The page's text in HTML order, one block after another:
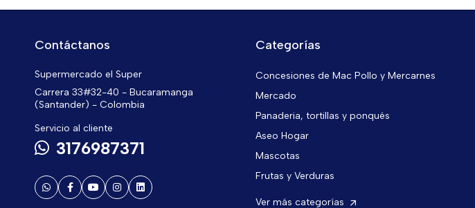
Contáctanos
Supermercado el Super
Carrera 33#32-40 - Bucaramanga
(Santander) - Colombia
Servicio al cliente
3176987371
Categorías
Concesiones de Mac Pollo y Mercarnes
Mercado
Panaderia, tortillas y ponqués
Aseo Hogar
Mascotas
Frutas y Verduras
Ver más categorías